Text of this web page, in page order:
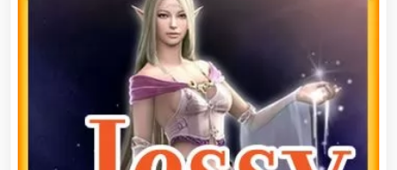
Cafeterías
Cajas de Ahorro